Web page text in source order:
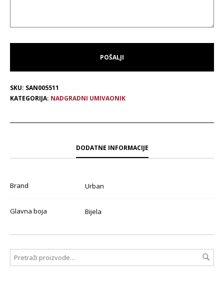
SKU: SAN005511
KATEGORIJA: NADGRADNI UMIVAONIK
DODATNE INFORMACIJE
Brand Urban
Glavna boja Bijela